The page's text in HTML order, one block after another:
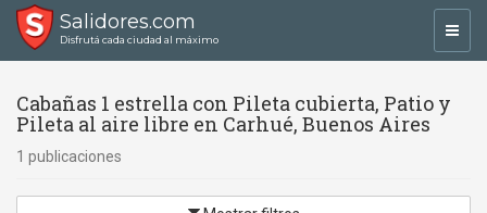
Salidores.com
Disfrutá cada ciudad al máximo
Cabañas 1 estrella con Pileta cubierta, Patio y
Pileta al aire libre en Carhué, Buenos Aires
1 publicaciones